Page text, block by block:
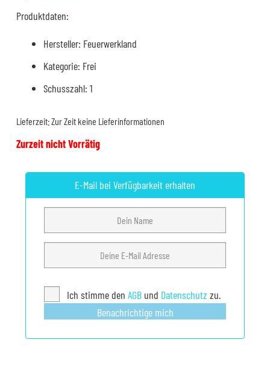
Produktdaten:
Hersteller: Feuerwerkland
Kategorie: Frei
Schusszahl: 1
Lieferzeit:Zur Zeit keine Lieferinformationen
Zurzeit nicht Vorrätig
E-Mail bei Verfügbarkeit erhalten
Ich stimme denAGB und Datenschutz zu.
Benachrichtige mich